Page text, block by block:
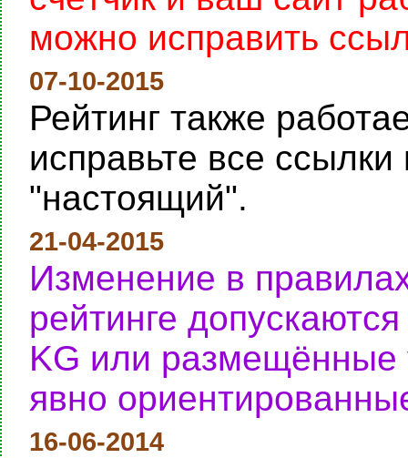
можно исправить
07-10-2015
Рейтинг также
исправьте все
"настоящий".
21-04-2015
Изменение в
рейтинге
KG или размещённые
явно
16-06-2014